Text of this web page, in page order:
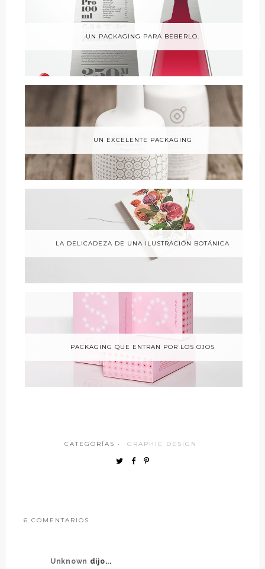
UN PACKAGING PARA BEBERLO.
UN EXCELENTE PACKAGING
LA DELICADEZA DE UNA ILUSTRACIÓN BOTÁNICA
PACKAGING QUE ENTRAN POR LOS OJOS
CATEGORÍAS · GRAPHIC DESIGN
6 COMENTARIOS
Unknown dijo...